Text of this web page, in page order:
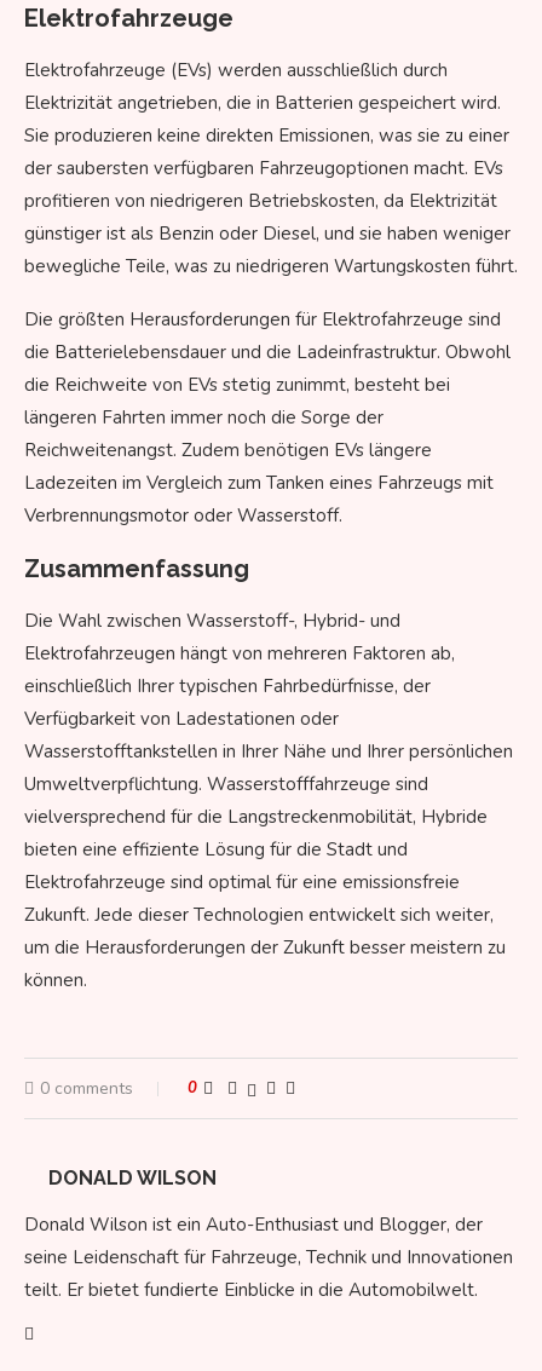
Elektrofahrzeuge
Elektrofahrzeuge (EVs) werden ausschließlich durch
Elektrizität angetrieben, die in Batterien gespeichert wird.
Sie produzieren keine direkten Emissionen, was sie zu einer
der saubersten verfügbaren Fahrzeugoptionen macht. EVs
profitieren von niedrigeren Betriebskosten, da Elektrizität
günstiger ist als Benzin oder Diesel, und sie haben weniger
bewegliche Teile, was zu niedrigeren Wartungskosten führt.
Die größten Herausforderungen für Elektrofahrzeuge sind
die Batterielebensdauer und die Ladeinfrastruktur. Obwohl
die Reichweite von EVs stetig zunimmt, besteht bei
längeren Fahrten immer noch die Sorge der
Reichweitenangst. Zudem benötigen EVs längere
Ladezeiten im Vergleich zum Tanken eines Fahrzeugs mit
Verbrennungsmotor oder Wasserstoff.
Zusammenfassung
Die Wahl zwischen Wasserstoff-, Hybrid- und
Elektrofahrzeugen hängt von mehreren Faktoren ab,
einschließlich Ihrer typischen Fahrbedürfnisse, der
Verfügbarkeit von Ladestationen oder
Wasserstofftankstellen in Ihrer Nähe und Ihrer persönlichen
Umweltverpflichtung. Wasserstofffahrzeuge sind
vielversprechend für die Langstreckenmobilität, Hybride
bieten eine effiziente Lösung für die Stadt und
Elektrofahrzeuge sind optimal für eine emissionsfreie
Zukunft. Jede dieser Technologien entwickelt sich weiter,
um die Herausforderungen der Zukunft besser meistern zu
können.
0 comments 0
DONALD WILSON
Donald Wilson ist ein Auto-Enthusiast und Blogger, der
seine Leidenschaft für Fahrzeuge, Technik und Innovationen
teilt. Er bietet fundierte Einblicke in die Automobilwelt.